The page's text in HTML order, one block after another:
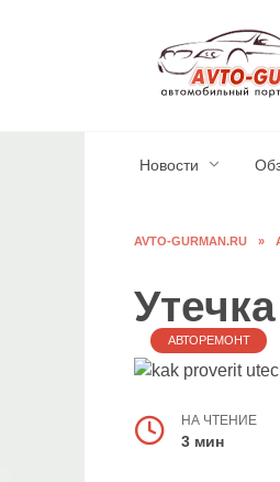
Новости
AVTO-GURMAN.RU »
АВТОРЕМОНТ
НА ЧТЕНИЕ
3 мин